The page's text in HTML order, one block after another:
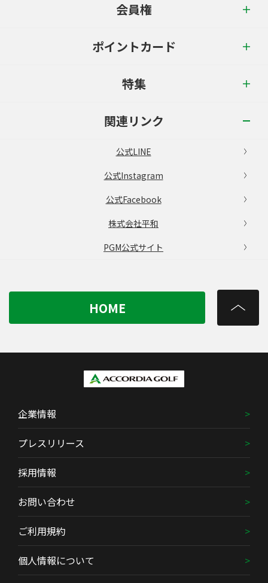
会員権
ポイントカード
特集
関連リンク
公式LINE
公式Instagram
公式Facebook
株式会社平和
PGM公式サイト
HOME
企業情報
プレスリリース
採用情報
お問い合わせ
ご利用規約
個人情報について